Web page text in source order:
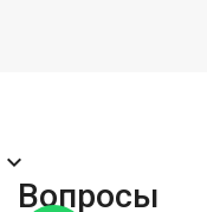
expand_more
Вопросы